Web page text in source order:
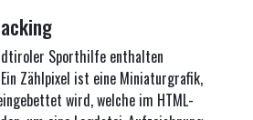
Sporthilfe enthalten
Zählpixel ist eine Miniaturgrafik,
wird, welche im HTML-